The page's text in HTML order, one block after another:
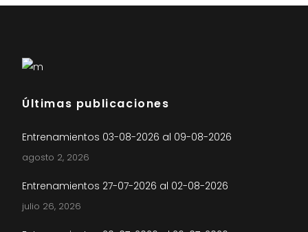
Últimas publicaciones
Entrenamientos 03-08-2026 al 09-08-2026
agosto 2, 2026
Entrenamientos 27-07-2026 al 02-08-2026
julio 26, 2026